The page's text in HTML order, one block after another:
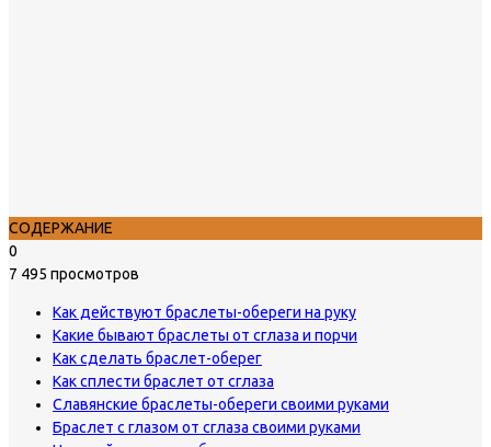
СОДЕРЖАНИЕ
0
7 495 просмотров
Как действуют браслеты-обереги на руку
Какие бывают браслеты от сглаза и порчи
Как сделать браслет-оберег
Как сплести браслет от сглаза
Славянские браслеты-обереги своими руками
Браслет с глазом от сглаза своими руками